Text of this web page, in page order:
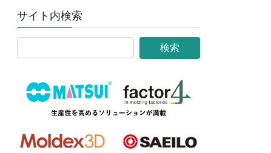
サイト内検索